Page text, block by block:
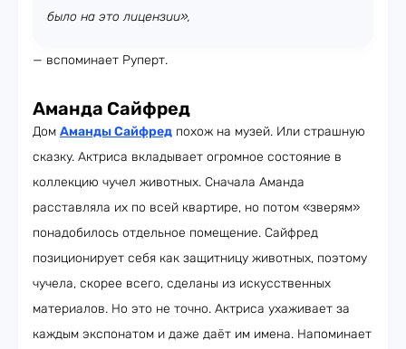
было на это лицензии»,
— вспоминает Руперт.
Аманда Сайфред
Дом Аманды Сайфред похож на музей. Или страшную
сказку. Актриса вкладывает огромное состояние в
коллекцию чучел животных. Сначала Аманда
расставляла их по всей квартире, но потом «зверям»
понадобилось отдельное помещение. Сайфред
позиционирует себя как защитницу животных, поэтому
чучела, скорее всего, сделаны из искусственных
материалов. Но это не точно. Актриса ухаживает за
каждым экспонатом и даже даёт им имена. Напоминает